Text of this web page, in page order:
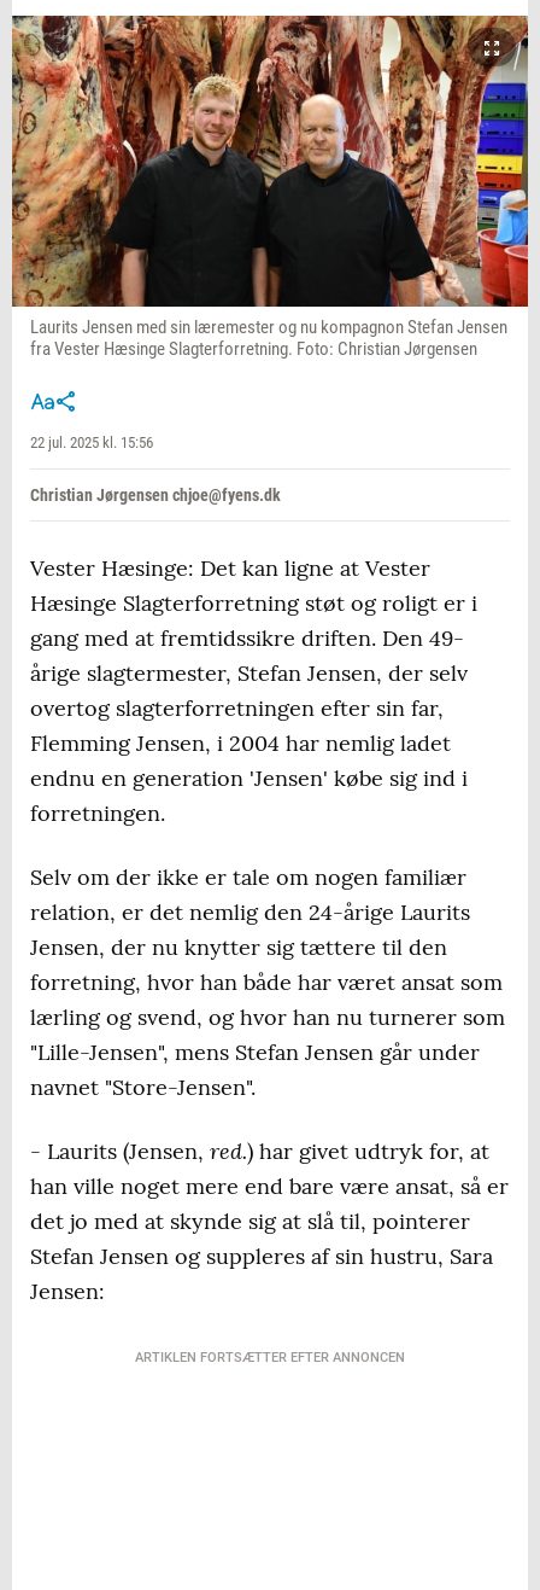
Laurits Jensen med sin læremester og nu kompagnon Stefan Jensen
fra Vester Hæsinge Slagterforretning. Foto: Christian Jørgensen
22 jul. 2025 kl. 15:56
Christian Jørgensen chjoe@fyens.dk
Vester Hæsinge: Det kan ligne at Vester
Hæsinge Slagterforretning støt og roligt er i
gang med at fremtidssikre driften. Den 49-
årige slagtermester, Stefan Jensen, der selv
overtog slagterforretningen efter sin far,
Flemming Jensen, i 2004 har nemlig ladet
endnu en generation 'Jensen' købe sig ind i
forretningen.
Selv om der ikke er tale om nogen familiær
relation, er det nemlig den 24-årige Laurits
Jensen, der nu knytter sig tættere til den
forretning, hvor han både har været ansat som
lærling og svend, og hvor han nu turnerer som
"Lille-Jensen", mens Stefan Jensen går under
navnet "Store-Jensen".
- Laurits (Jensen, red.) har givet udtryk for, at
han ville noget mere end bare være ansat, så er
det jo med at skynde sig at slå til, pointerer
Stefan Jensen og suppleres af sin hustru, Sara
Jensen:
ARTIKLEN FORTSÆTTER EFTER ANNONCEN